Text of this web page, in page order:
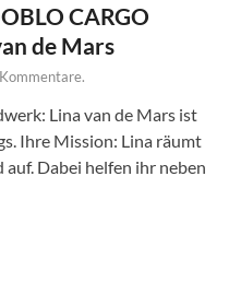
CARGO
de Mars
Lina van de Mars ist
Ihre Mission: Lina räumt
Dabei helfen ihr neben